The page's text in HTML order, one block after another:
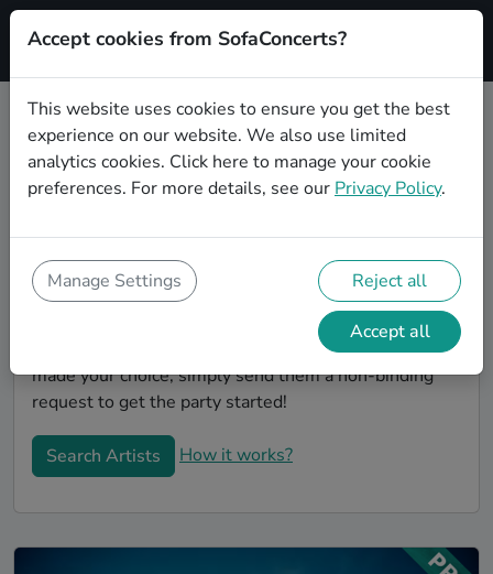
Signup
Book Experimental wedding party
bands in Heilbronn
band to play your big day in Heilbronn? You're in the
right spot! At SofaConcerts you'll discover unique,
professional, creative bands that will work with you to
make your big day a success! Browse our bands, listen
to their music, watch their videos, and when you've
made your choice, simply send them a non-binding
request to get the party started!
Search Artists How it works?
Accept cookies from SofaConcerts?
This website uses cookies to ensure you get the best
experience on our website. We also use limited
analytics cookies. Click here to manage your cookie
preferences. For more details, see our Privacy Policy.
Manage Settings Reject all
Accept all